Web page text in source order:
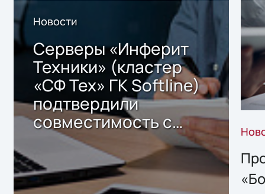
Новости
Серверы «Инферит
Техники» (кластер
«СФ Тех» ГК Softline)
подтвердили
совместимость с
решением Sharx
Storage 2.x для
хранения данных